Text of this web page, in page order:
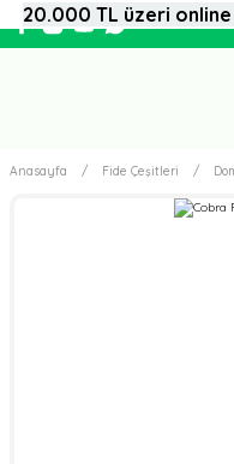
Anasayfa Fide Çeşitleri
20.000 TL üzeri online